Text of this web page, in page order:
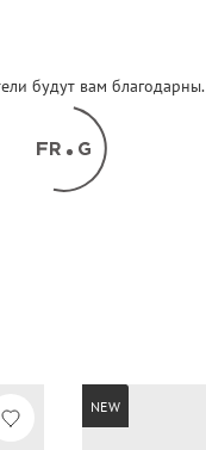
будут вам благодарны.
NEW